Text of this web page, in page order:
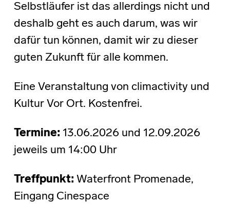
Selbstläufer ist das allerdings nicht und
deshalb geht es auch darum, was wir
dafür tun können, damit wir zu dieser
guten Zukunft für alle kommen.
Eine Veranstaltung von climactivity und
Kultur Vor Ort. Kostenfrei.
Termine: 13.06.2026 und 12.09.2026
jeweils um 14:00 Uhr
Treffpunkt: Waterfront Promenade,
Eingang Cinespace